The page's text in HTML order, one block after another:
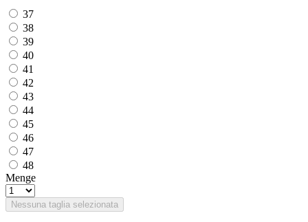
37
38
39
40
41
42
43
44
45
46
47
48
Menge
Nessuna taglia selezionata